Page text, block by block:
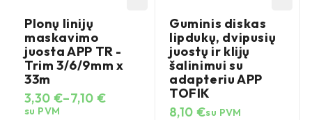
Plonų linijų
maskavimo
juosta APP TR -
Trim 3/6/9mm x
33m
3,30 €–7,10 €
su PVM
Guminis diskas
lipdukų, dvipusių
juostų ir klijų
šalinimui su
adapteriu APP
TOFIK
8,10 €su PVM